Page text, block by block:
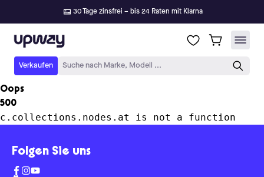
30 Tage zinsfrei – bis 24 Raten mit Klarna
Upway
Verkaufen Suche nach Marke, Modell ...
Oops
500
c.collections.nodes.at is not a function
Folgen Sie uns